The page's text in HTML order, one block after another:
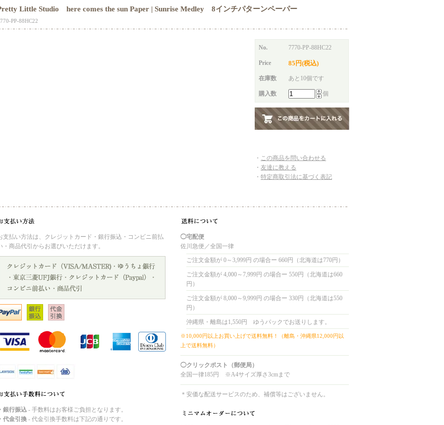
Little Studio here comes the sun Paper | Sunrise Medley 8インチパターンペーパー
PP-88HC22
No. 7770-PP-88HC22
Price 85円(税込)
在庫数 あと10個です
購入数 個
・ この商品を問い合わせる
・ 友達に教える
・ 特定商取引法に基づく表記
支払い方法は、クレジットカード・銀行振込・コンビニ前払
・商品代引からお選びいただけます。
銀行振込 - 手数料はお客様ご負担となります。
代金引換 - 代金引換手数料は下記の通りです。
◯宅配便
佐川急便／全国一律
ご注文金額が 0～3,999円 の場合ー 660円（北海道は770円）
ご注文金額が 4,000～7,999円 の場合ー 550円（北海道は660
円）
ご注文金額が 8,000～9,999円 の場合ー 330円（北海道は550
円）
沖縄県・離島は1,550円 ゆうパックでお送りします。
※10,000円以上お買い上げで送料無料！（離島・沖縄県12,000円以
上で送料無料）
◯クリックポスト（郵便局）
全国一律185円 ※A4サイズ厚さ3cmまで
＊安価な配送サービスのため、補償等はございません。